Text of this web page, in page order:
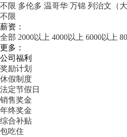
不限 多伦多 温哥华 万锦 列治文（大
不限
薪资：
全部 2000以上 4000以上 6000以上
更多：
公司福利
奖励计划
休假制度
法定节假日
销售奖金
年终奖金
综合补贴
包吃住